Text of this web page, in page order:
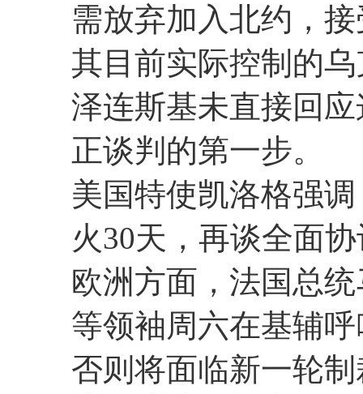
需放弃加入北约，
其目前实际控制的
泽连斯基未直接回
正谈判的第一步。
美国特使凯洛格强
火30天，再谈全面
欧洲方面，法国总统
等领袖周六在基辅
否则将面临新一轮